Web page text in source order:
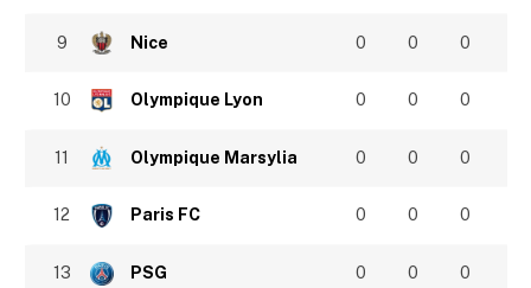
9 Nice 0 0 0
10 Olympique Lyon 0 0 0
11 Olympique Marsylia 0 0 0
12 Paris FC 0 0 0
13 PSG 0 0 0